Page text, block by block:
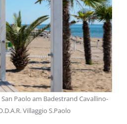
Paolo am Badestrand Cavallino-
Villaggio S.Paolo